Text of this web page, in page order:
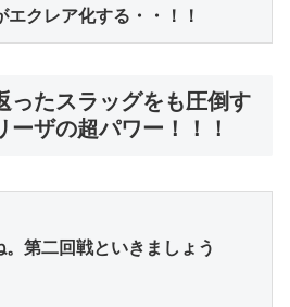
クレア化する・・！！
ったスラッグをも圧倒す
ーザの超パワー！！！
。第二回戦といきましょう